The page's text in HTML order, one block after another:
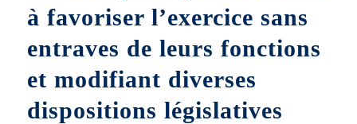
à favoriser l’exercice sans
entraves de leurs fonctions
et modifiant diverses
dispositions législatives